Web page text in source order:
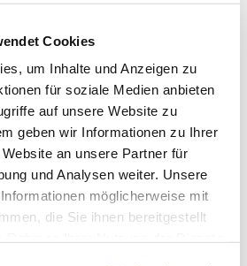
Cookies
um Inhalte und Anzeigen zu
für soziale Medien anbieten
auf unsere Website zu
geben wir Informationen zu Ihrer
an unsere Partner für
und Analysen weiter. Unsere
möglicherweise mit
die Sie ihnen bereitgestellt
Die Bilanz der Fonds
liegt nicht nur an
sondern auch an den
von Themenfonds, wie
hervorgeht.